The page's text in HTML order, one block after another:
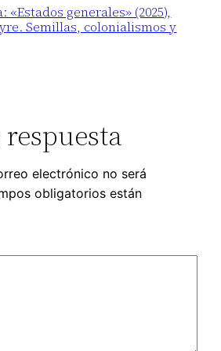
«Estados generales» (2025),
Semillas, colonialismos y
electrónico no será
obligatorios están